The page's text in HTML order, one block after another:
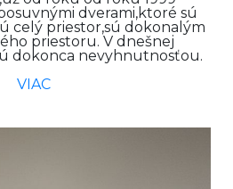
dverami,ktoré sú
celý priestor,sú dokonalým
priestoru. V dnešnej
dokonca nevyhnutnosťou.
VIAC